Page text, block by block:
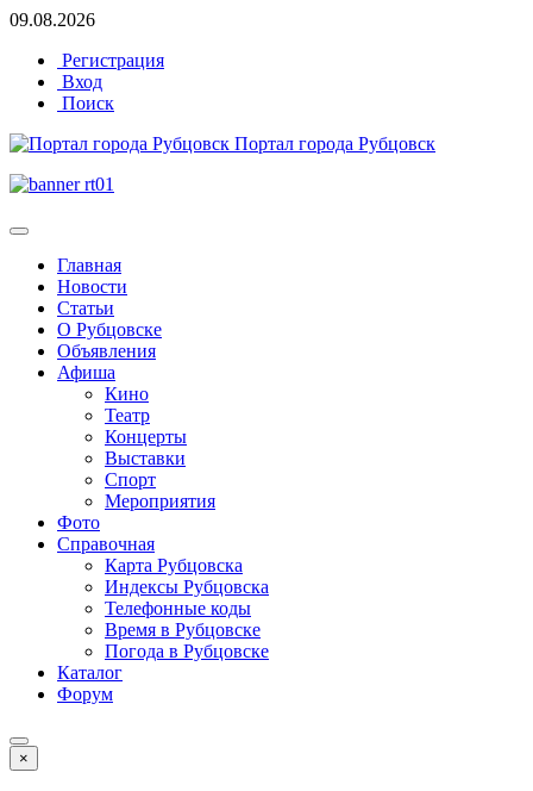
09.08.2026
Регистрация
Вход
Поиск
Портал города Рубцовск
Главная
Новости
Статьи
О Рубцовске
Объявления
Афиша
Кино
Театр
Концерты
Выставки
Спорт
Мероприятия
Фото
Справочная
Карта Рубцовска
Индексы Рубцовска
Телефонные коды
Время в Рубцовске
Погода в Рубцовске
Каталог
Форум
×